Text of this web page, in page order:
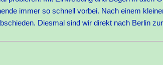
immer so schnell vorbei. Nach einem
Diesmal sind wir direkt nach Berlin